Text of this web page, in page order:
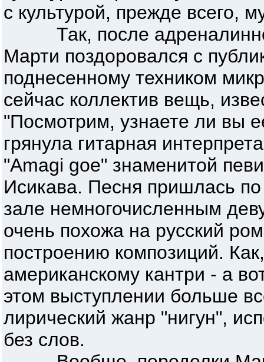
с культурой, прежде всего,
Так, после
Марти поздоровался с
поднесенному техником
сейчас коллектив вещь,
"Посмотрим, узнаете ли вы
грянула гитарная
"Amagi goe" знаменитой
Исикава. Песня пришлась
зале немногочисленным
очень похожа на русский
построению композиций.
американскому кантри - а
этом выступлении больше
лирический жанр "нигун",
без слов.